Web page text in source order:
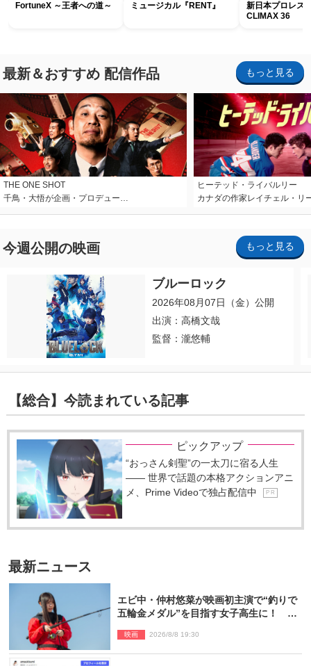
FortuneX ～王者への道～ ミュージカル『RENT』
新日本プロレス
CLIMAX 36
最新＆おすすめ 配信作品 もっと見る
THE ONE SHOT
千鳥・大悟が企画・プロデュー…
ヒーテッド・ライバルリー
カナダの作家レイチェル・リ
今週公開の映画 もっと見る
ブルーロック
2026年08月07日（金）公開
出演：高橋文哉
監督：瀧悠輔
【総合】今読まれている記事
ピックアップ
“おっさん剣聖”の一太刀に宿る人生
―― 世界で話題の本格アクションアニ
メ、Prime Videoで独占配信中
P R
最新ニュース
エビ中・仲村悠菜が映画初主演で“釣りで
五輪金メダル”を目指す女子高生に！ 映
映画 2026/8/8 19:30